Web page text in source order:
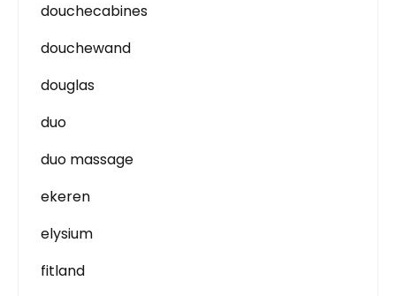
douchecabines
douchewand
douglas
duo
duo massage
ekeren
elysium
fitland